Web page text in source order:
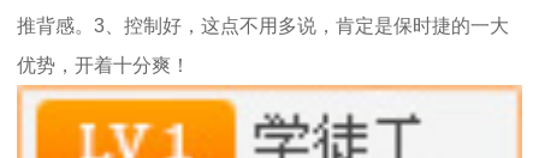
推背感。3、控制好，这点不用多说，肯定是保时捷的一大
优势，开着十分爽！